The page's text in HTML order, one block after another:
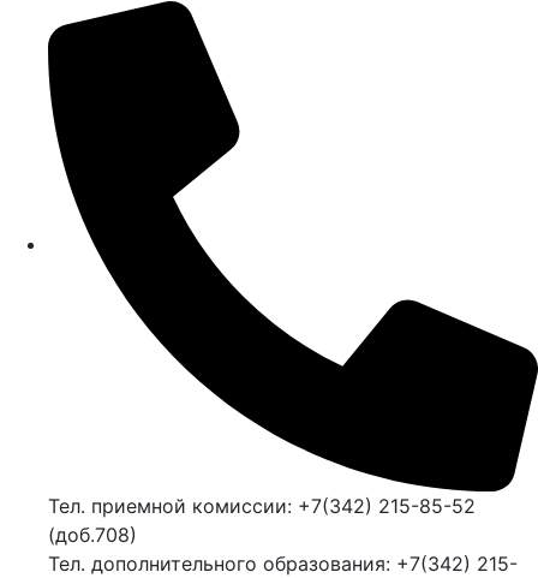
Тел. приемной комиссии: +7(342) 215-85-52
(доб.708)
Тел. дополнительного образования: +7(342) 215-